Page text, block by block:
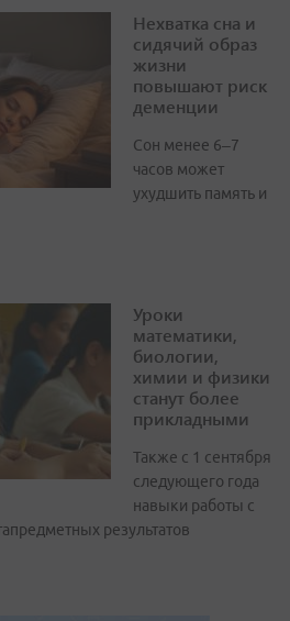
Нехватка сна и
сидячий образ
жизни
повышают риск
деменции
Сон менее 6–7
часов может
ухудшить память и
Уроки
математики,
биологии,
химии и физики
станут более
прикладными
Также с 1 сентября
следующего года
навыки работы с
результатов